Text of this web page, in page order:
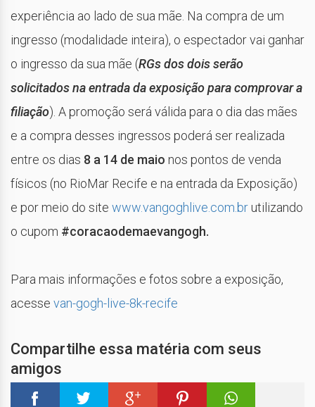
experiência ao lado de sua mãe. Na compra de um
ingresso (modalidade inteira), o espectador vai ganhar
o ingresso da sua mãe (RGs dos dois serão
solicitados na entrada da exposição para comprovar a
filiação). A promoção será válida para o dia das mães
e a compra desses ingressos poderá ser realizada
entre os dias 8 a 14 de maio nos pontos de venda
físicos (no RioMar Recife e na entrada da Exposição)
e por meio do site www.vangoghlive.com.br utilizando
o cupom #coracaodemaevangogh.
Para mais informações e fotos sobre a exposição,
acesse van-gogh-live-8k-recife
Compartilhe essa matéria com seus
amigos